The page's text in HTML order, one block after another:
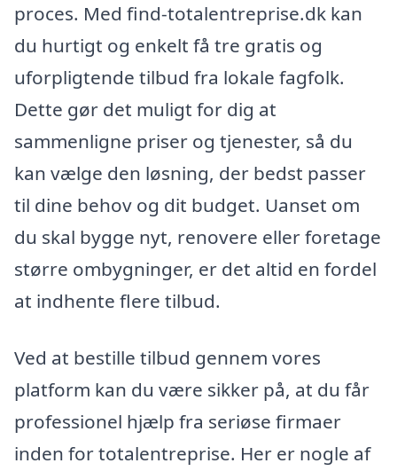
proces. Med find-totalentreprise.dk kan
du hurtigt og enkelt få tre gratis og
uforpligtende tilbud fra lokale fagfolk.
Dette gør det muligt for dig at
sammenligne priser og tjenester, så du
kan vælge den løsning, der bedst passer
til dine behov og dit budget. Uanset om
du skal bygge nyt, renovere eller foretage
større ombygninger, er det altid en fordel
at indhente flere tilbud.
Ved at bestille tilbud gennem vores
platform kan du være sikker på, at du får
professionel hjælp fra seriøse firmaer
inden for totalentreprise. Her er nogle af